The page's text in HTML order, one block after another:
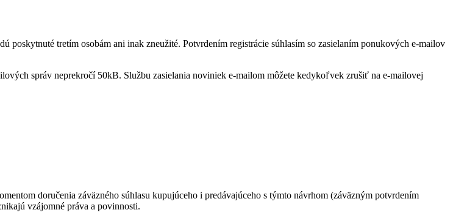
poskytnuté tretím osobám ani inak zneužité. Potvrdením registrácie súhlasím so zasielaním ponukových e-mailov
správ neprekročí 50kB. Službu zasielania noviniek e-mailom môžete kedykoľvek zrušiť na e-mailovej
doručenia záväzného súhlasu kupujúceho i predávajúceho s týmto návrhom (záväzným potvrdením
vzájomné práva a povinnosti.